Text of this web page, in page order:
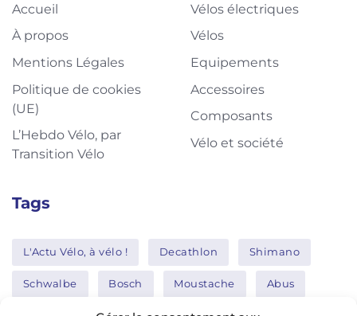
Accueil
À propos
Mentions Légales
Politique de cookies
(UE)
L’Hebdo Vélo, par
Transition Vélo
Vélos électriques
Vélos
Equipements
Accessoires
Composants
Vélo et société
Tags
L'Actu Vélo, à vélo ! Decathlon Shimano
Schwalbe Bosch Moustache Abus